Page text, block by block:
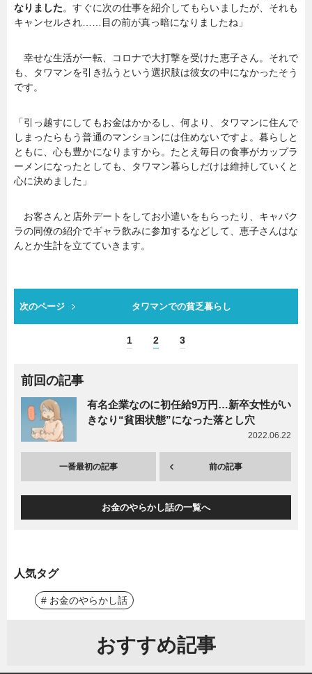
なりました。すぐに次の仕事を紹介してもらいましたが、それも
キャンセルされ……目の前が真っ暗になりましたね」
幸せな生活が一転、コロナで大打撃を受けた恵子さん。それで
も、タワマンを引き払うという選択肢は彼女の中になかったそう
です。
「引っ越すにしてもお金はかかるし、何より、タワマンに住んで
しまったらもう普通のマンションには住めないですよ。暮らしと
ともに、心も豊かになりますから。たとえ毎日の食事がカップラ
ーメンになったとしても、タワマン暮らしだけは維持していくと
心に決めました」
お客さんと店外デートをしてお小遣いをもらったり、キャバク
ラの同僚の紹介でギャラ飲みに参加するなどして、恵子さんはな
んとか生計を立てていきます。
次のページ タワマンでの貧乏暮らし
1 2 3
前回の記事
有名企業なのに初任給9万円…新卒女性がい
きなり“貧困状態”になった落とし穴
2022.06.22
一番最初の記事 前の記事
お金のやらかし話の一覧へ
人気タグ
# お金のやらかし話
おすすめ記事